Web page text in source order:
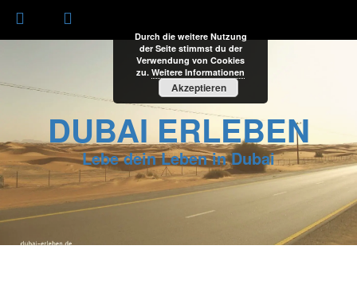
DUBAI ERLEBEN
Lebe dein Leben in Dubai
Durch die weitere Nutzung
der Seite stimmst du der
Verwendung von Cookies
zu. Weitere Informationen
Akzeptieren